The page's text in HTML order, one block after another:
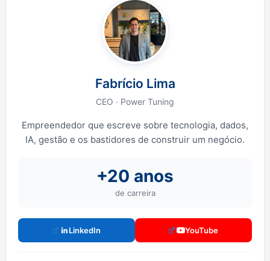
Fabrício Lima
CEO · Power Tuning
Empreendedor que escreve sobre tecnologia, dados,
IA, gestão e os bastidores de construir um negócio.
+20 anos
de carreira
LinkedIn YouTube